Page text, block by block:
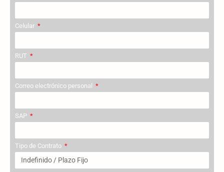
Celular
RUT
Correo electrónico personal
SAP
Tipo de Contrato